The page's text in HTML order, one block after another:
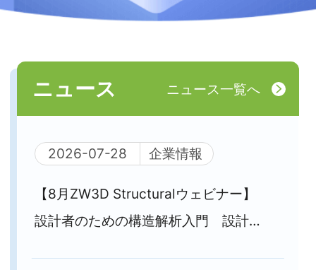
ニュース ニュース一覧へ
2026-07-28 企業情報
【8月ZW3D Structuralウェビナー】
設計者のための構造解析入門 設計と